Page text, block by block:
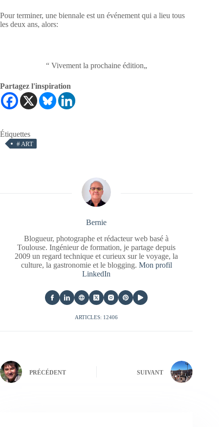
Pour terminer, une biennale est un événement qui a lieu tous
les deux ans, alors:
“ Vivement la prochaine édition„
Partagez l'inspiration
Étiquettes
#ART
Bernie
Blogueur, photographe et rédacteur web basé à
Toulouse. Ingénieur de formation, je partage depuis
2009 un regard technique et curieux sur le voyage, la
culture, la gastronomie et le blogging. Mon profil
LinkedIn
ARTICLES: 12406
PRÉCÉDENT SUIVANT